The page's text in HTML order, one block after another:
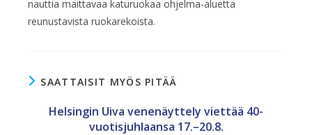
nauttia maittavaa katuruokaa ohjelma-aluetta
reunustavista ruokarekoista.
SAATTAISIT MYÖS PITÄÄ
Helsingin Uiva venenäyttely viettää 40-
vuotisjuhlaansa 17.–20.8.